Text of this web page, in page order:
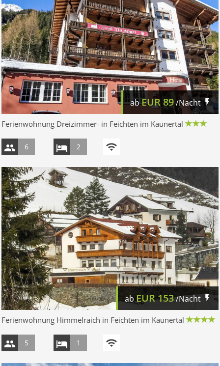
abEUR 89/Nacht
Ferienwohnung Dreizimmer- in Feichten im Kaunertal
6 2
abEUR153/Nacht
Ferienwohnung Himmelraich in Feichten im Kaunertal
5 1